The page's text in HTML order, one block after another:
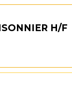
H/F